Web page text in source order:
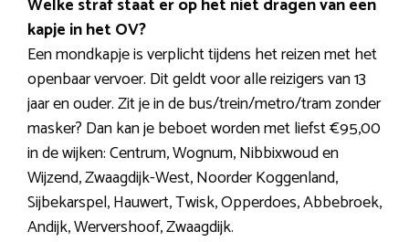
kapje in het OV?
Een mondkapje is verplicht tijdens het reizen met het
openbaar vervoer. Dit geldt voor alle reizigers van 13
jaar en ouder. Zit je in de bus/trein/metro/tram zonder
masker? Dan kan je beboet worden met liefst €95,00
in de wijken: Centrum, Wognum, Nibbixwoud en
Wijzend, Zwaagdijk-West, Noorder Koggenland,
Sijbekarspel, Hauwert, Twisk, Opperdoes, Abbebroek,
Andijk, Wervershoof, Zwaagdijk.